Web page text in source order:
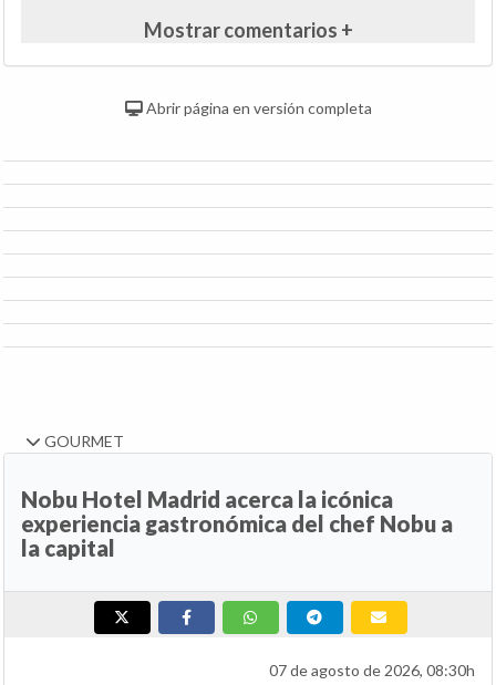
Mostrar comentarios +
Abrir página en versión completa
GOURMET
Nobu Hotel Madrid acerca la icónica
experiencia gastronómica del chef Nobu a
la capital
07 de agosto de 2026, 08:30h